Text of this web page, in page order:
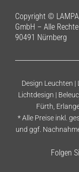
Copyright ©
GmbH – Alle
90491 Nürnberg
Design Leuchten
Lichtdesign |
Fürth,
* Alle Preise inkl.
und ggf.
Folgen